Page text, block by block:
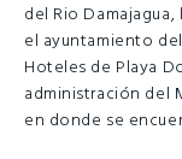
del Rio
el ayuntamiento
Hoteles de Playa
administración del
en donde se